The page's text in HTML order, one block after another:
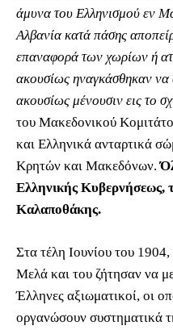
άμυνα του Ελληνισμού εν
Αλβανία κατά πάσης
επαναφορά των χωρίων ή
ακουσίως ηναγκάσθηκαν
ακουσίως μένουσιν εις το
του Μακεδονικού
και Ελληνικά ανταρτικά
Κρητών και Μακεδόνων.
Ελληνικής Κυβερνήσεως,
Καλαποθάκης.
Στα τέλη Ιουνίου του
Μελά και του ζήτησαν να
Έλληνες αξιωματικοί, οι
οργανώσουν συστηματικά